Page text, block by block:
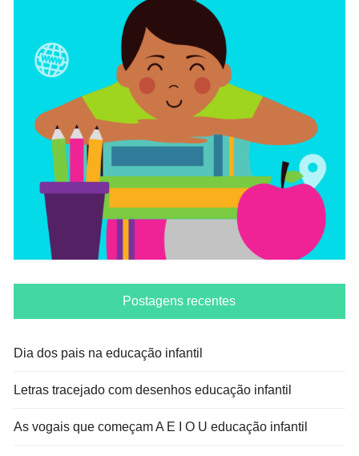
Postagens recentes
Dia dos pais na educação infantil
Letras tracejado com desenhos educação infantil
As vogais que começam A E I O U educação infantil